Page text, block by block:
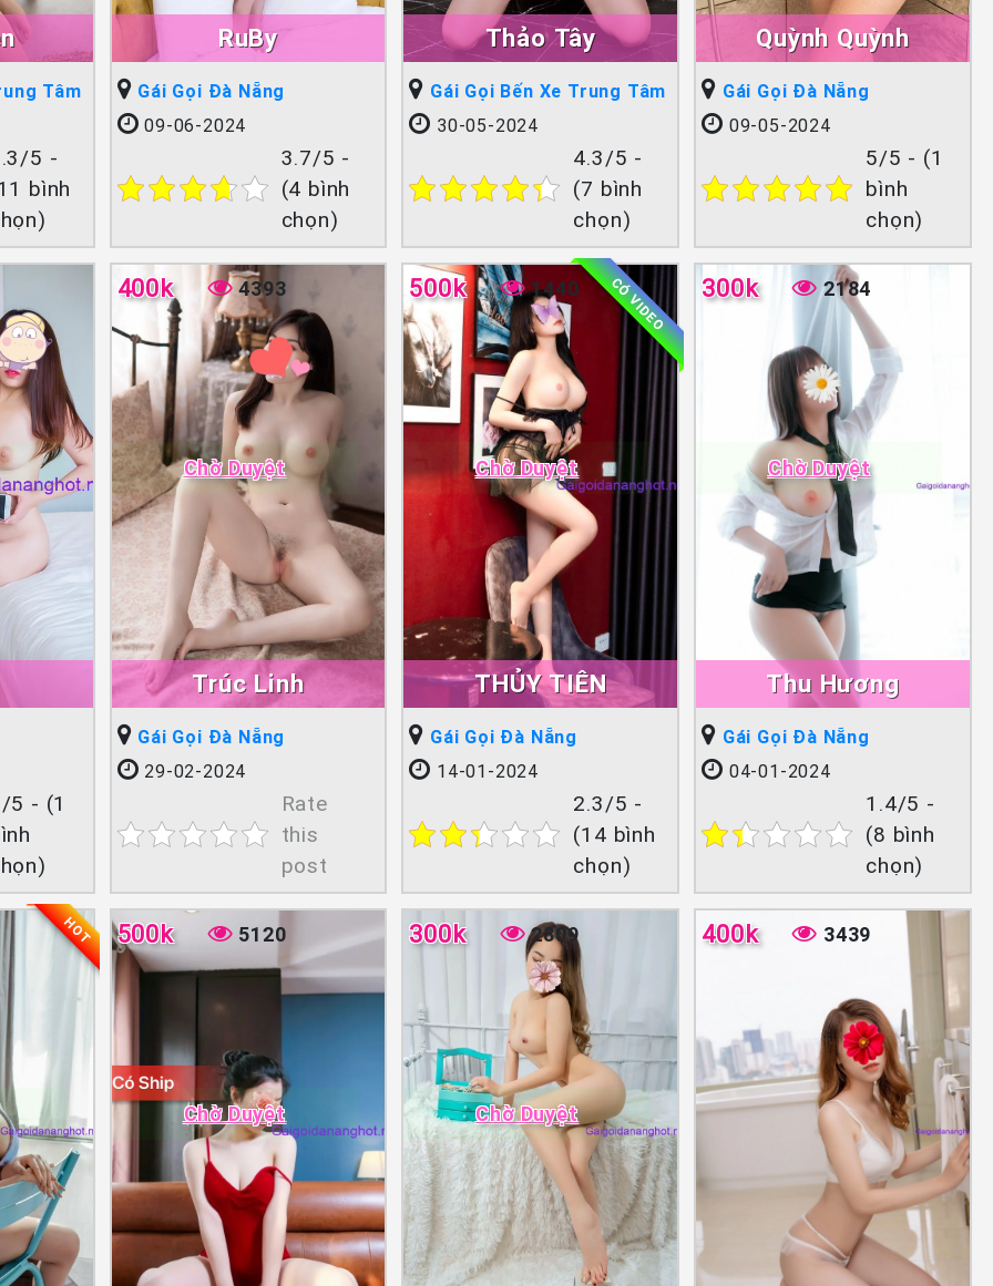
Tâm
5 -
bình
RuBy
Gái Gọi Đà Nẵng
09-06-2024
3.7/5 -
(4 bình
chọn)
Thảo Tây
Gái Gọi Bến Xe Trung Tâm
30-05-2024
4.3/5 -
(7 bình
chọn)
Quỳnh Quỳnh
Gái Gọi Đà Nẵng
09-05-2024
5/5 - (1
bình
chọn)
5 - (1
Trúc Linh
400k 4393
Chờ Duyệt
Gái Gọi Đà Nẵng
29-02-2024
Rate
this
post
THỦY TIÊN
500k 1440 CÓ VIDEO
Chờ Duyệt
Gái Gọi Đà Nẵng
14-01-2024
2.3/5 -
(14 bình
chọn)
Thu Hương
300k 2184
Chờ Duyệt
Gái Gọi Đà Nẵng
04-01-2024
1.4/5 -
(8 bình
chọn)
HOT 500k 5120
Chờ Duyệt
300k 2809
Chờ Duyệt
400k 3439